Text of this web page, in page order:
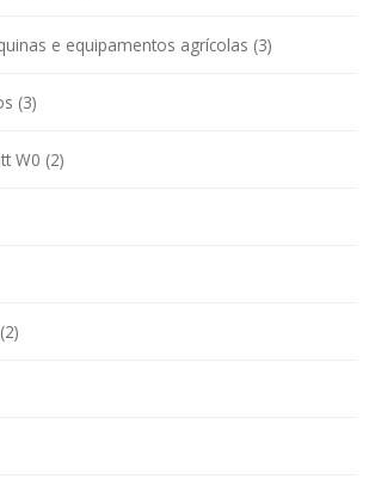
e equipamentos agrícolas (3)
(3)
W0 (2)